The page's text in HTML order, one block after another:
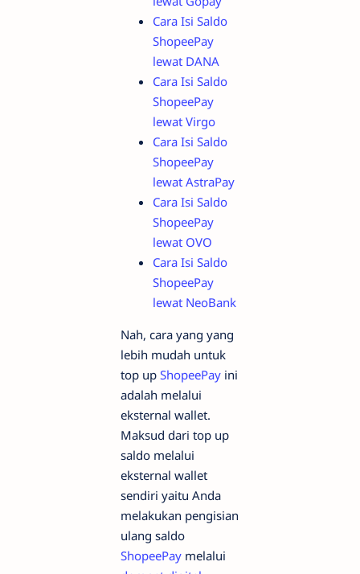
Cara Isi Saldo
ShopeePay
lewat DANA
Cara Isi Saldo
ShopeePay
lewat Virgo
Cara Isi Saldo
ShopeePay
lewat AstraPay
Cara Isi Saldo
ShopeePay
lewat OVO
Cara Isi Saldo
ShopeePay
lewat NeoBank
Nah, cara yang yang
lebih mudah untuk
top up ShopeePay ini
adalah melalui
eksternal wallet.
Maksud dari top up
saldo melalui
eksternal wallet
sendiri yaitu Anda
melakukan pengisian
ulang saldo
ShopeePay melalui